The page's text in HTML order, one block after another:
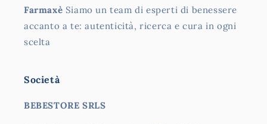
Farmaxè Siamo un team di esperti di benessere
accanto a te: autenticità, ricerca e cura in ogni
scelta
Società
BEBESTORE SRLS